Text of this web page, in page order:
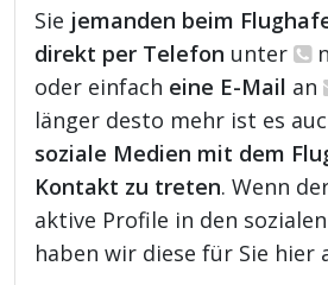
Sie jemanden beim
direkt per Telefon unter
oder einfach eine E-Mail an
länger desto mehr ist es
soziale Medien mit dem
Kontakt zu treten. Wenn
aktive Profile in den
haben wir diese für Sie hier